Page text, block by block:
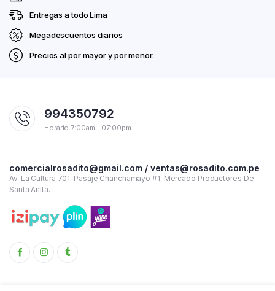
Entregas a todo Lima
Megadescuentos diarios
Precios al por mayor y por menor.
994350792
Horario 7:00am - 07:00pm
comercialrosadito@gmail.com / ventas@rosadito.com.pe
Av. La Cultura 701. Pasaje Chanchamayo #1. Mercado Productores De
Santa Anita.